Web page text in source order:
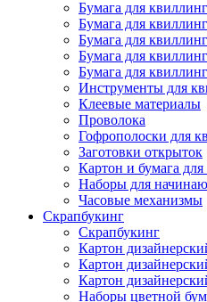
Бумага для
Бумага для
Бумага для
Бумага для
Бумага для
Инструменты для
Клеевые материалы
Проволока
Гофрополоски для
Заготовки открыток
Картон и бумага
Наборы для
Часовые механизмы
Скрапбукинг
Скрапбукинг
Картон
Картон
Картон
Наборы цветной